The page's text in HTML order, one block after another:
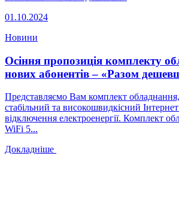
01.10.2024
Новини
Осіння пропозиція комплекту
нових абонентів – «Разом
Представляємо Вам комплект
стабільний та високошвидкісний Інтернет
відключення електроенергії. Комплект
WiFi 5...
Докладніше